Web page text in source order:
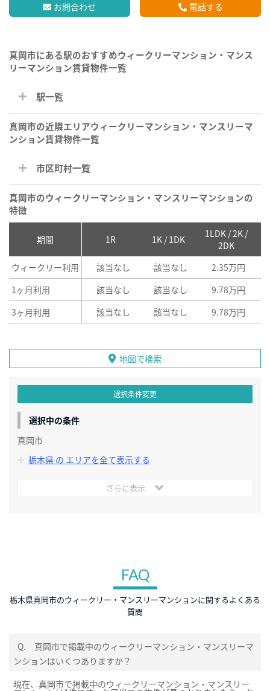
お問合わせ 電話する
真岡市にある駅のおすすめウィークリーマンション・マンス
リーマンション賃貸物件一覧
駅一覧
真岡市の近隣エリアウィークリーマンション・マンスリーマ
ンション賃貸物件一覧
市区町村一覧
真岡市のウィークリーマンション・マンスリーマンションの
特徴
期間 1R 1K / 1DK
1LDK / 2K /
2DK
ウィークリー利用 該当なし 該当なし 2.35万円
1ヶ月利用
該当なし 該当なし 9.78万円
3ヶ月利用
該当なし 該当なし 9.78万円
地図で検索
選択条件変更
選択中の条件
真岡市
栃木県 の エリアを全て表示する
さらに表示
FAQ
栃木県真岡市のウィークリー・マンスリーマンションに関するよくある
質問
Q.
真岡市で掲載中のウィークリーマンション・マンスリーマ
ンションはいくつありますか？
現在、真岡市で掲載中のウィークリーマンション・マンスリー